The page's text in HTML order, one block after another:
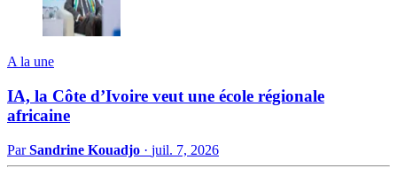
A la une
IA, la Côte d’Ivoire veut une école régionale
africaine
ParSandrine Kouadjo · juil. 7, 2026